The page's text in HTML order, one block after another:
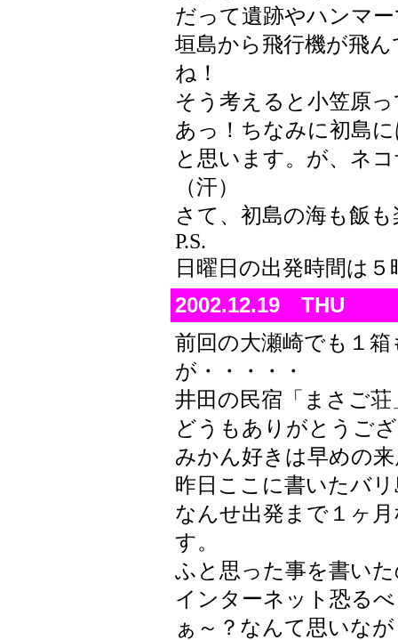
だって遺跡やハンマ
垣島から飛行機が飛
ね！
そう考えると小笠原
あっ！ちなみに初島
と思います。が、ネ
（汗）
さて、初島の海も飯
P.S.
日曜日の出発時間は５
2002.12.19 THU
前回の大瀬崎でも１
が・・・・・
井田の民宿「まさご
どうもありがとうご
みかん好きは早めの
昨日ここに書いたバ
なんせ出発まで１ヶ
す。
ふと思った事を書い
インターネット恐る
ぁ～？なんて思いな